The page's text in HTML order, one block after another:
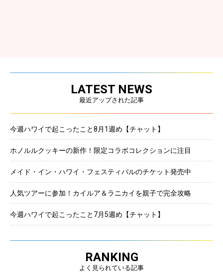
LATEST NEWS
最近アップされた記事
今週ハワイで起こったこと8月1週め【チャット】
ホノルルクッキーの新作！限定コラボコレクションに注目
メイド・イン・ハワイ・フェスティバルのチケット発売中
人気ツアーに参加！カイルア＆ラニカイを親子で完全攻略
今週ハワイで起こったこと7月5週め【チャット】
RANKING
よく見られている記事